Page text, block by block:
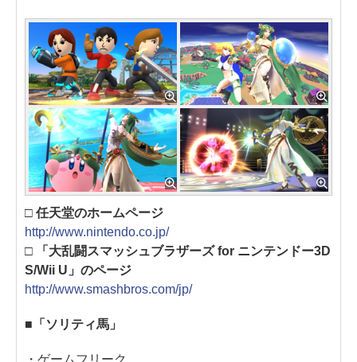
□ 任天堂のホームページ
http://www.nintendo.co.jp/
□ 「大乱闘スマッシュブラザーズ for ニンテンドー3D
S/Wii U」のページ
http://www.smashbros.com/jp/
■「ソリティ馬」
・ゲームフリーク